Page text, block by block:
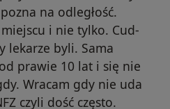
na odległość.
i nie tylko. Cud-
lekarze byli. Sama
prawie 10 lat i się nie
Wracam gdy nie uda
czyli dość często.